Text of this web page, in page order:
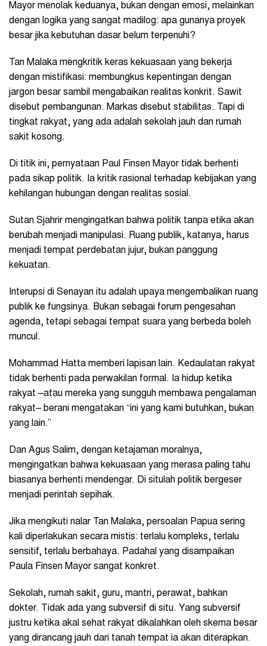
Mayor menolak keduanya, bukan dengan emosi, melainkan
dengan logika yang sangat madilog: apa gunanya proyek
besar jika kebutuhan dasar belum terpenuhi?
Tan Malaka mengkritik keras kekuasaan yang bekerja
dengan mistifikasi: membungkus kepentingan dengan
jargon besar sambil mengabaikan realitas konkrit. Sawit
disebut pembangunan. Markas disebut stabilitas. Tapi di
tingkat rakyat, yang ada adalah sekolah jauh dan rumah
sakit kosong.
Di titik ini, pernyataan Paul Finsen Mayor tidak berhenti
pada sikap politik. Ia kritik rasional terhadap kebijakan yang
kehilangan hubungan dengan realitas sosial.
Sutan Sjahrir mengingatkan bahwa politik tanpa etika akan
berubah menjadi manipulasi. Ruang publik, katanya, harus
menjadi tempat perdebatan jujur, bukan panggung
kekuatan.
Interupsi di Senayan itu adalah upaya mengembalikan ruang
publik ke fungsinya. Bukan sebagai forum pengesahan
agenda, tetapi sebagai tempat suara yang berbeda boleh
muncul.
Mohammad Hatta memberi lapisan lain. Kedaulatan rakyat
tidak berhenti pada perwakilan formal. Ia hidup ketika
rakyat –atau mereka yang sungguh membawa pengalaman
rakyat– berani mengatakan “ini yang kami butuhkan, bukan
yang lain.”
Dan Agus Salim, dengan ketajaman moralnya,
mengingatkan bahwa kekuasaan yang merasa paling tahu
biasanya berhenti mendengar. Di situlah politik bergeser
menjadi perintah sepihak.
Jika mengikuti nalar Tan Malaka, persoalan Papua sering
kali diperlakukan secara mistis: terlalu kompleks, terlalu
sensitif, terlalu berbahaya. Padahal yang disampaikan
Paula Finsen Mayor sangat konkret.
Sekolah, rumah sakit, guru, mantri, perawat, bahkan
dokter. Tidak ada yang subversif di situ. Yang subversif
justru ketika akal sehat rakyat dikalahkan oleh skema besar
yang dirancang jauh dari tanah tempat ia akan diterapkan.